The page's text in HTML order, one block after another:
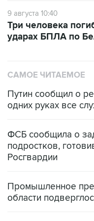
9 августа 10:40
Три человека
ударах БПЛА по
САМОЕ ЧИТАЕМОЕ
Путин сообщил о
одних руках все
ФСБ сообщила о
подростков,
Росгвардии
Промышленное
области